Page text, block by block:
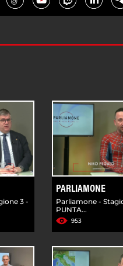
3 -
PARLIAMONE
Parliamone -
PUNTA...
953